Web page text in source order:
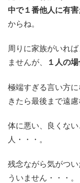
中で１番他人に有害
からね。
周りに家族がいれ
ませんが、
１人の
極端すぎる言い方
きたら最後まで遠
体に悪い、良くな
人・・・。
残念ながら気がつ
ういません・・・。